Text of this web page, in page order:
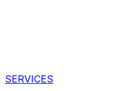
SERVICES